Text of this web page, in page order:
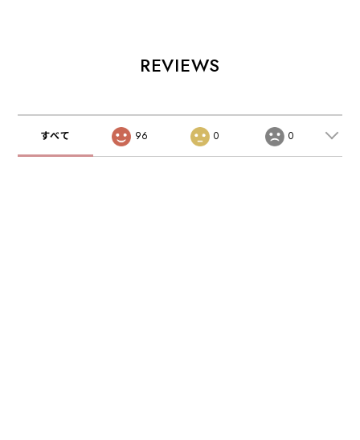
REVIEWS
すべて 96 0 0